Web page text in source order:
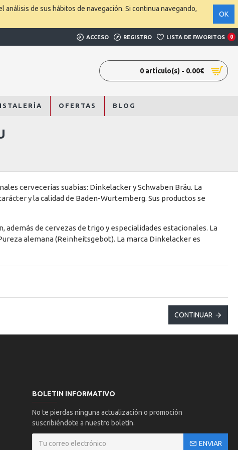
de sus hábitos de navegación. Si continua navegando,
OK
ACCESO REGISTRO LISTA DE FAVORITOS 0
0 artículo(s) - 0.00€
OFERTAS BLOG
cervecerías suabias: Dinkelacker y Schwaben Bräu. La
y la calidad de Baden-Wurtemberg. Sus productos se
de cervezas de trigo y especialidades estacionales. La
alemana (Reinheitsgebot). La marca Dinkelacker es
CONTINUAR
BOLETIN INFORMATIVO
No te pierdas ninguna actualización o promoción
suscribiéndote a nuestro boletín.
ENVIAR